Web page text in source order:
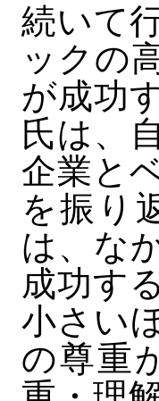
続いて
ックの
が成功
氏は、
企業と
を振り
は、な
成功す
小さい
の尊重